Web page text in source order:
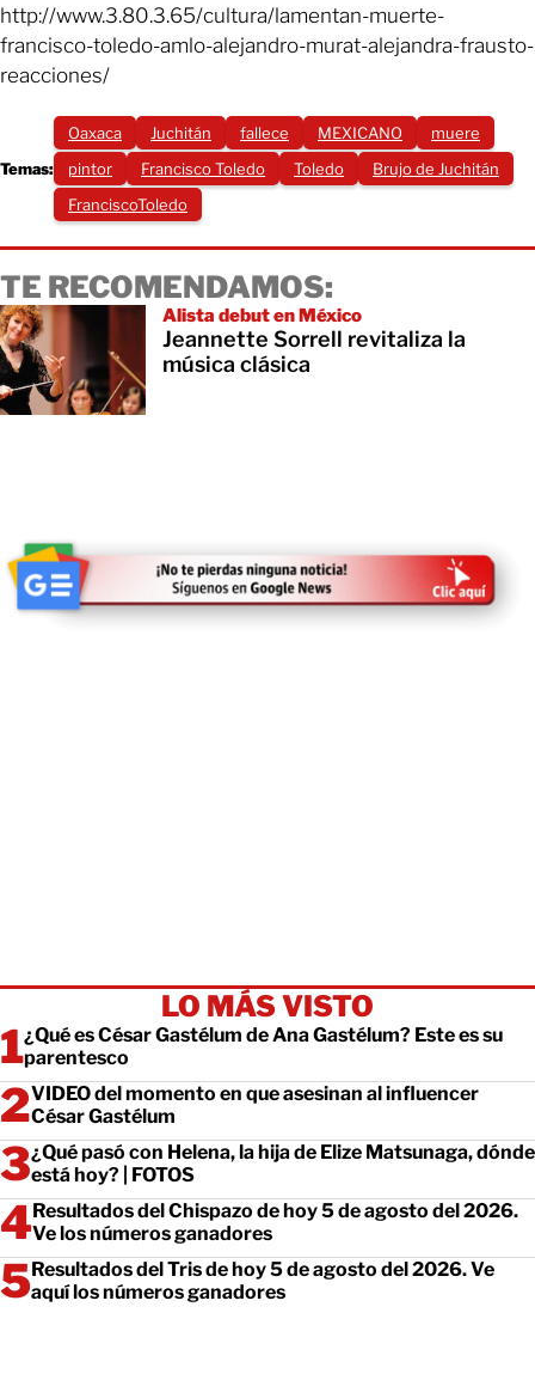
http://www.3.80.3.65/cultura/lamentan-muerte-
francisco-toledo-amlo-alejandro-murat-alejandra-frausto-
reacciones/
Temas:
Oaxaca Juchitán fallece MEXICANO
muere
pintor
Francisco Toledo Toledo
Brujo de Juchitán
FranciscoToledo
TE RECOMENDAMOS:
Alista debut en México
Jeannette Sorrell revitaliza la
música clásica
LO MÁS VISTO
¿Qué es César Gastélum de Ana Gastélum? Este es su
parentesco
VIDEO del momento en que asesinan al influencer
César Gastélum
¿Qué pasó con Helena, la hija de Elize Matsunaga, dónde
está hoy? | FOTOS
Resultados del Chispazo de hoy 5 de agosto del 2026.
Ve los números ganadores
Resultados del Tris de hoy 5 de agosto del 2026. Ve
aquí los números ganadores